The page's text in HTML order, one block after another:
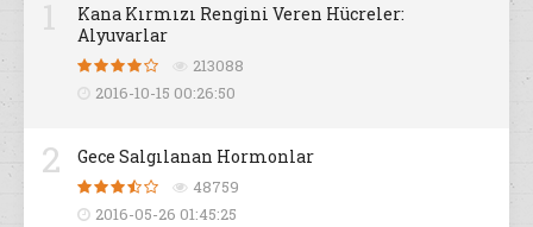
Kana Kırmızı Rengini Veren Hücreler:
Alyuvarlar
213088
2016-10-15 00:26:50
2 Gece Salgılanan Hormonlar
48759
2016-05-26 01:45:25